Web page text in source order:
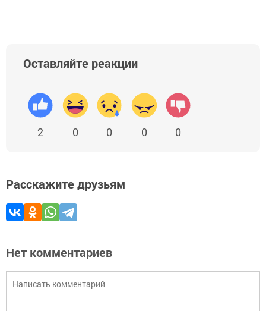
Оставляйте реакции
2 0 0 0 0
Расскажите друзьям
Нет комментариев